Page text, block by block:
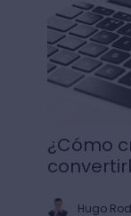
¿Cómo
Hugo